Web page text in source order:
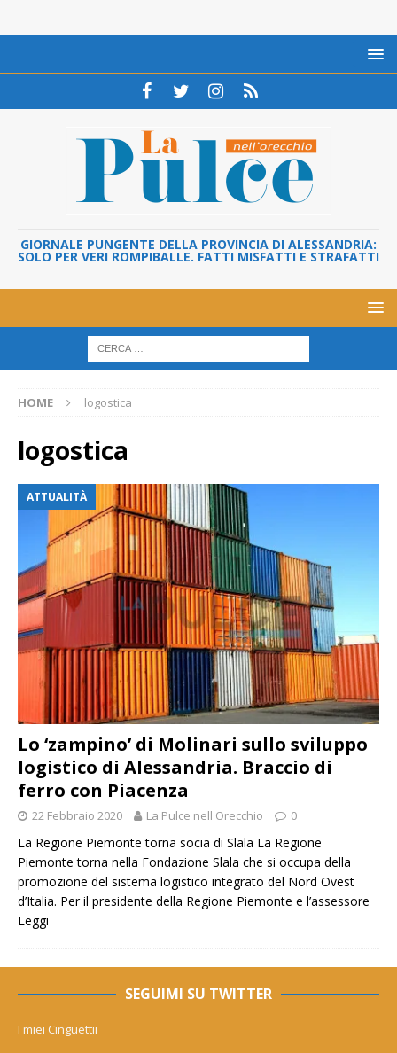
GIORNALE PUNGENTE DELLA PROVINCIA DI ALESSANDRIA:
SOLO PER VERI ROMPIBALLE. FATTI MISFATTI E STRAFATTI
HOME logostica
logostica
ATTUALITÀ
Lo ‘zampino’ di Molinari sullo sviluppo
logistico di Alessandria. Braccio di
ferro con Piacenza
22 Febbraio 2020 La Pulce nell'Orecchio 0
La Regione Piemonte torna socia di Slala La Regione
Piemonte torna nella Fondazione Slala che si occupa della
promozione del sistema logistico integrato del Nord Ovest
d’Italia. Per il presidente della Regione Piemonte e l’assessore
Leggi
SEGUIMI SU TWITTER
I miei Cinguettii